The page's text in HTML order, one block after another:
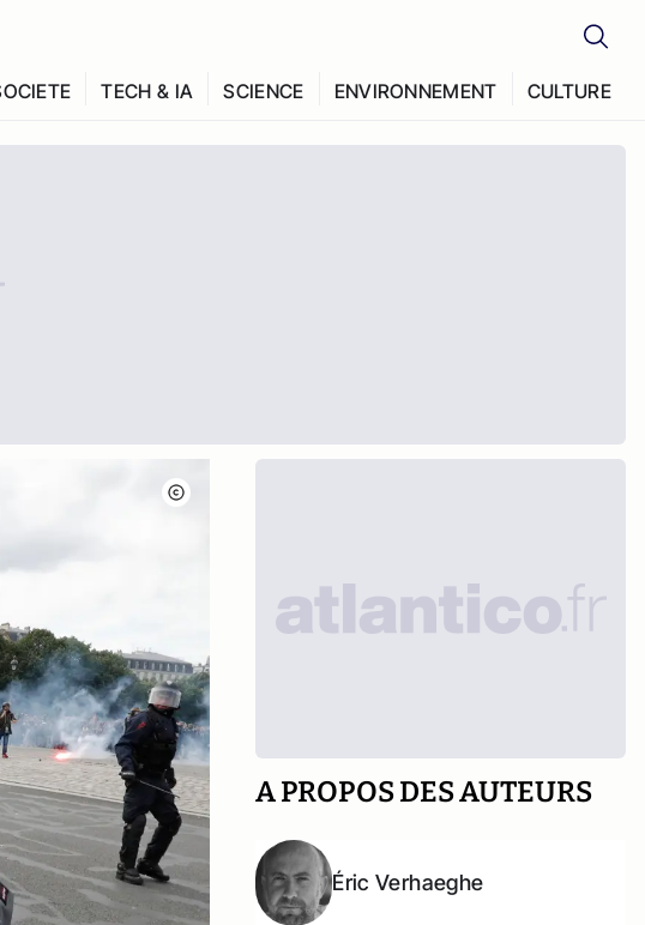
TECH & IA SCIENCE ENVIRONNEMENT CULTURE
A PROPOS DES AUTEURS
Éric Verhaeghe